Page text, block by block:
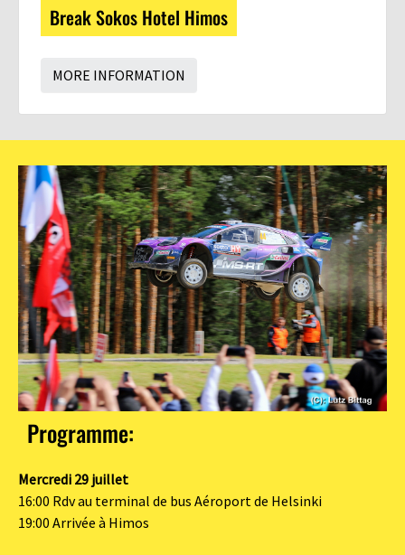
Break Sokos Hotel Himos
MORE INFORMATION
Programme:
Mercredi 29 juillet
16:00 Rdv au terminal de bus Aéroport de Helsinki
19:00 Arrivée à Himos